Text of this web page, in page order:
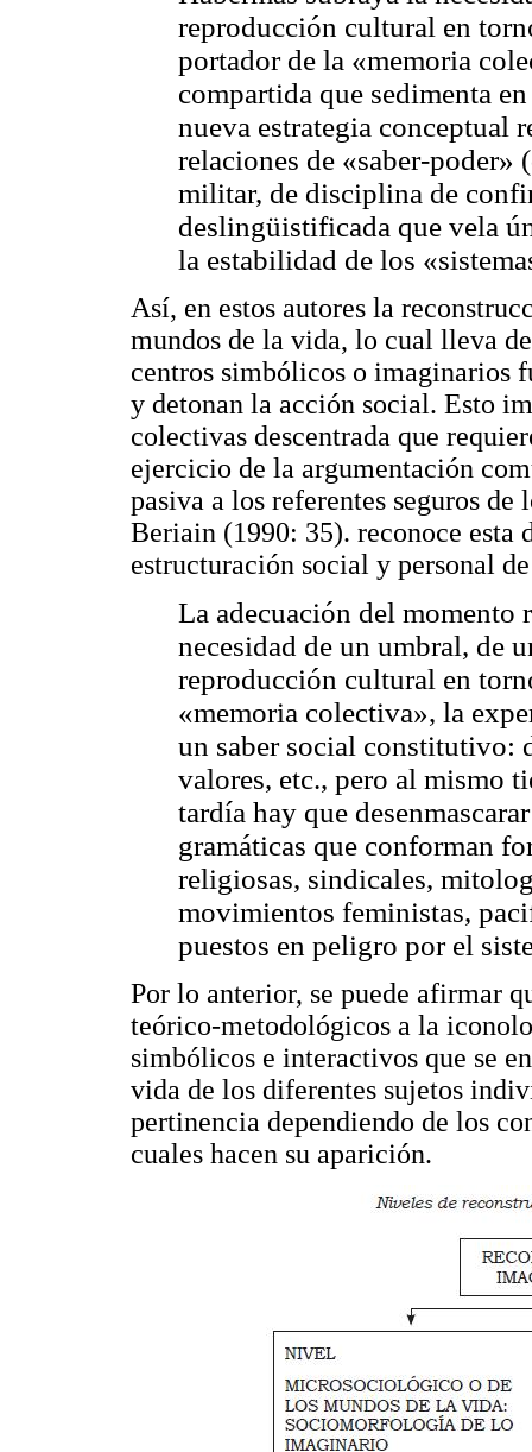
reproducción cultural en
portador de la «memoria
compartida que sedimenta
nueva estrategia conceptual
relaciones de «saber-
militar, de disciplina de
deslingüistificada que vela
la estabilidad de los
Así, en estos autores la
mundos de la vida, lo cual lleva
centros simbólicos o imaginarios
y detonan la acción social. Esto
colectivas descentrada que
ejercicio de la argumentación
pasiva a los referentes seguros
Beriain (1990: 35). reconoce esta
estructuración social y personal
La adecuación del momento
necesidad de un umbral, de
reproducción cultural en
«memoria colectiva», la
un saber social constitutivo:
valores, etc., pero al mismo
tardía hay que
gramáticas que conforman
religiosas, sindicales,
movimientos feministas,
puestos en peligro por el
Por lo anterior, se puede afirmar
teórico-metodológicos a la
simbólicos e interactivos que se
vida de los diferentes sujetos
pertinencia dependiendo de los
cuales hacen su aparición.